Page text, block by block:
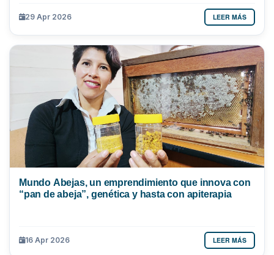
29 Apr 2026 LEER MÁS
Mundo Abejas, un emprendimiento que innova con
“pan de abeja”, genética y hasta con apiterapia
16 Apr 2026 LEER MÁS